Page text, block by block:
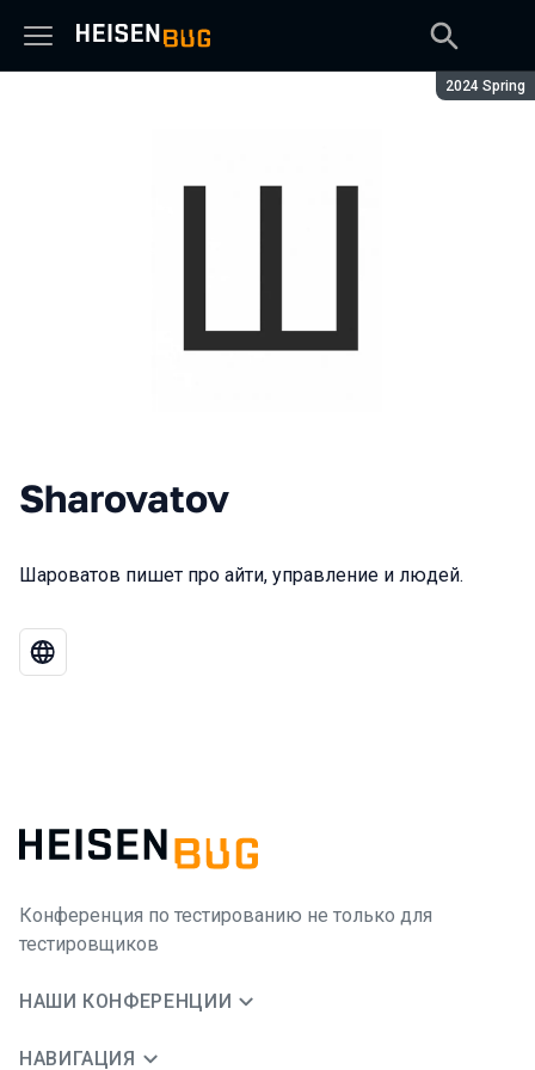
Сезон:
2024 Spring
Sharovatov
Шароватов пишет про айти, управление и людей.
Конференция по тестированию не только для
тестировщиков
НАШИ КОНФЕРЕНЦИИ
НАВИГАЦИЯ